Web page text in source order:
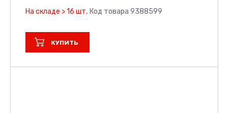
На складе > 16 шт. Код товара 9388599
КУПИТЬ